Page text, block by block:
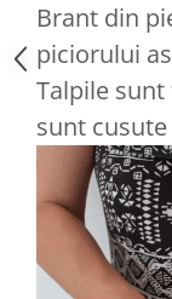
Brant din
piciorului
Talpile
sunt